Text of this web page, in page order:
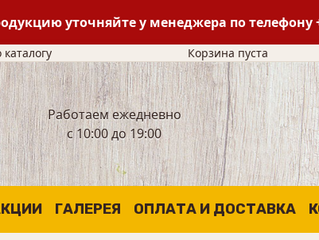
уточняйте у менеджера по телефону
Корзина пуста
Работаем ежедневно
с 10:00 до 19:00
ГАЛЕРЕЯ ОПЛАТА И ДОСТАВКА